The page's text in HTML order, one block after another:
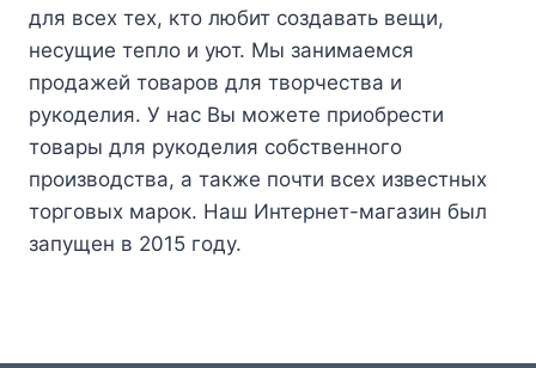
для всех тех, кто любит создавать вещи,
несущие тепло и уют. Мы занимаемся
продажей товаров для творчества и
рукоделия. У нас Вы можете приобрести
товары для рукоделия собственного
производства, а также почти всех известных
торговых марок. Наш Интернет-магазин был
запущен в 2015 году.